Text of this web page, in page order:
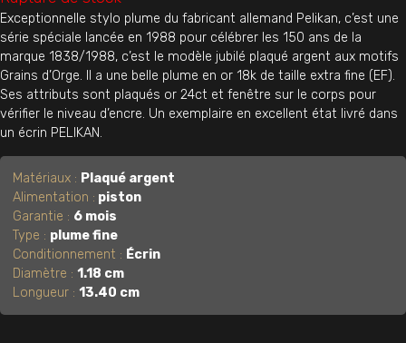
Exceptionnelle stylo plume du fabricant allemand Pelikan, c’est une
série spéciale lancée en 1988 pour célébrer les 150 ans de la
marque 1838/1988, c’est le modèle jubilé plaqué argent aux motifs
Grains d’Orge. Il a une belle plume en or 18k de taille extra fine (EF).
Ses attributs sont plaqués or 24ct et fenêtre sur le corps pour
vérifier le niveau d’encre. Un exemplaire en excellent état livré dans
un écrin PELIKAN.
Matériaux : Plaqué argent
Alimentation : piston
Garantie : 6 mois
Type : plume fine
Conditionnement : Écrin
Diamètre :1.18 cm
Longueur :13.40 cm